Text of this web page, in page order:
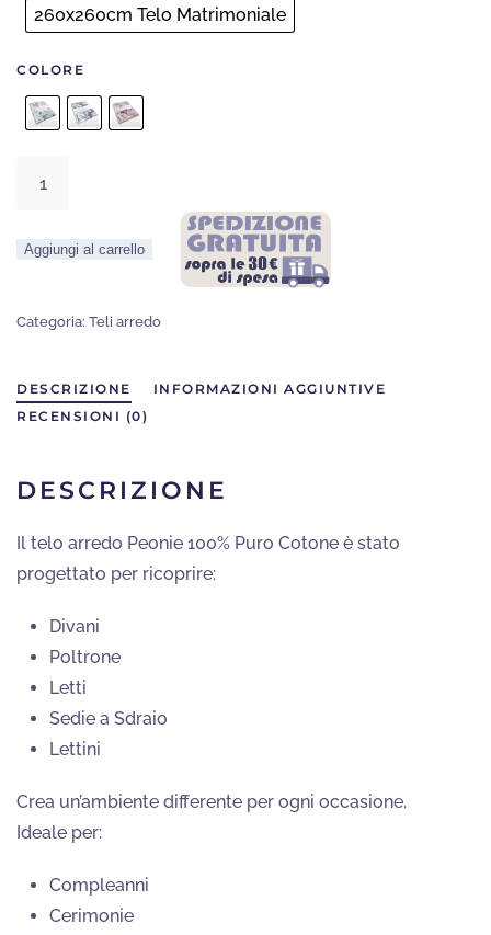
260x260cm Telo Matrimoniale
COLORE
quantità
Aggiungi al carrello
Categoria: Teli arredo
DESCRIZIONE
INFORMAZIONI AGGIUNTIVE
RECENSIONI (0)
DESCRIZIONE
Il telo arredo Peonie 100% Puro Cotone è stato
progettato per ricoprire:
Divani
Poltrone
Letti
Sedie a Sdraio
Lettini
Crea un’ambiente differente per ogni occasione.
Ideale per:
Compleanni
Cerimonie